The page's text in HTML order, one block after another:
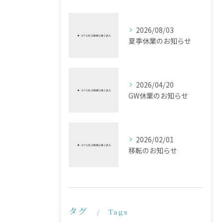
2026/08/03
夏季休業のお知らせ
2026/04/20
GW休業のお知らせ
2026/02/01
移転のお知らせ
タグ Tags